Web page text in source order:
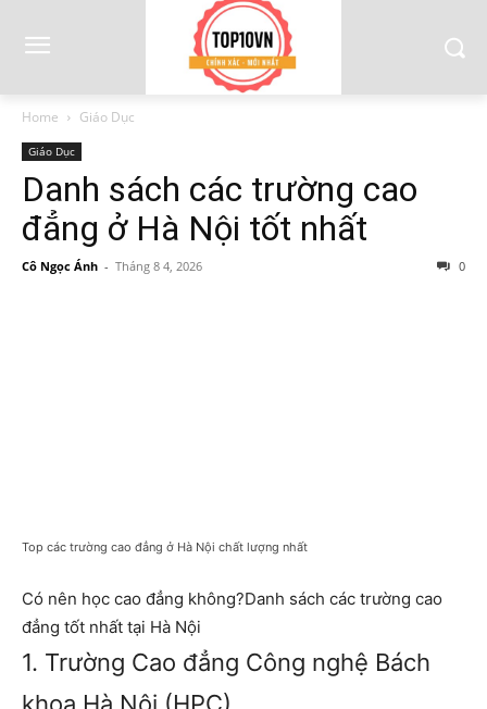
Home Giáo Dục
Giáo Dục
Danh sách các trường cao
đẳng ở Hà Nội tốt nhất
Cô Ngọc Ánh - Tháng 8 4, 2026 0
Top các trường cao đẳng ở Hà Nội chất lượng nhất
Có nên học cao đẳng không?Danh sách các trường cao
đẳng tốt nhất tại Hà Nội
1. Trường Cao đẳng Công nghệ Bách